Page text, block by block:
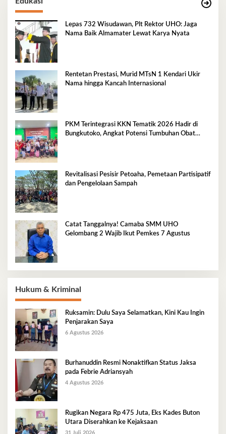
Lepas 732 Wisudawan, Plt Rektor UHO: Jaga
Nama Baik Almamater Lewat Karya Nyata
Rentetan Prestasi, Murid MTsN 1 Kendari Ukir
Nama hingga Kancah Internasional
PKM Terintegrasi KKN Tematik 2026 Hadir di
Bungkutoko, Angkat Potensi Tumbuhan Obat
Revitalisasi Pesisir Petoaha, Pemetaan Partisipatif
dan Pengelolaan Sampah
Catat Tanggalnya! Camaba SMM UHO
Gelombang 2 Wajib Ikut Pemkes 7 Agustus
Hukum & Kriminal
Ruksamin: Dulu Saya Selamatkan, Kini Kau Ingin
Penjarakan Saya
6 Agustus 2026
Burhanuddin Resmi Nonaktifkan Status Jaksa
pada Febrie Adriansyah
4 Agustus 2026
Rugikan Negara Rp 475 Juta, Eks Kades Buton
Utara Diserahkan ke Kejaksaan